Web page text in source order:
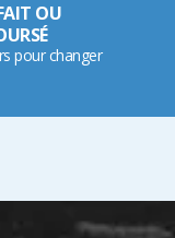
OU
pour changer